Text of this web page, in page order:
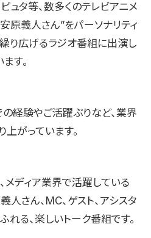
ュタ等、数多くのテレビアニメ
原義人さん”をパーソナリティ
り広げるラジオ番組に出演し
す。
経験やご活躍ぶりなど、業界
がっています。
メディア業界で活躍している
人さん、MC、ゲスト、アシスタ
れる、楽しいトーク番組です。